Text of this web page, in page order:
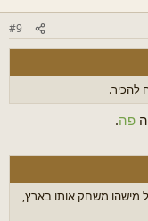
#9
פה.
מישהו משחק אותו בארץ,